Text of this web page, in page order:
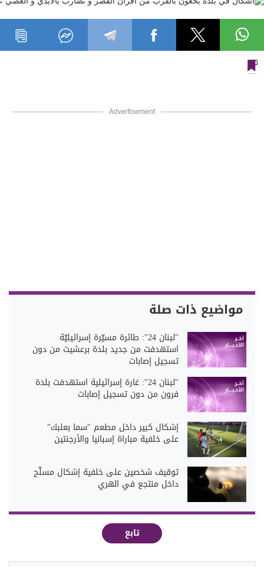
Advertisement
مواضيع ذات صلة
"لبنان 24": طائرة مسيّرة إسرائيليّة
استهدفت من جديد بلدة برعشيت من دون
تسجيل إصابات
"لبنان 24": غارة إسرائيلية استهدفت بلدة
فرون من دون تسجيل إصابات
إشكال كبير داخل مطعم "سما بعلبك"
على خلفية مباراة إسبانيا والأرجنتين
توقيف شخصين على خلفية إشكال مسلّح
داخل منتجع في الهري
تابع